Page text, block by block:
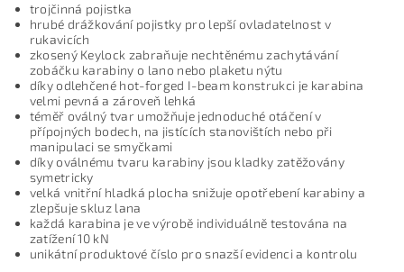
trojčinná pojistka
hrubé drážkování pojistky pro lepší ovladatelnost v
rukavicích
zkosený Keylock zabraňuje nechtěnému zachytávání
zobáčku karabiny o lano nebo plaketu nýtu
díky odlehčené hot-forged I-beam konstrukci je karabina
velmi pevná a zároveň lehká
téměř oválný tvar umožňuje jednoduché otáčení v
přípojných bodech, na jistících stanovištích nebo při
manipulaci se smyčkami
díky oválnému tvaru karabiny jsou kladky zatěžovány
symetricky
velká vnitřní hladká plocha snižuje opotřebení karabiny a
zlepšuje skluz lana
každá karabina je ve výrobě individuálně testována na
zatížení 10 kN
unikátní produktové číslo pro snazší evidenci a kontrolu